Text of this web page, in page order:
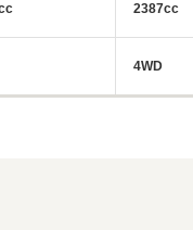
2387cc
4WD